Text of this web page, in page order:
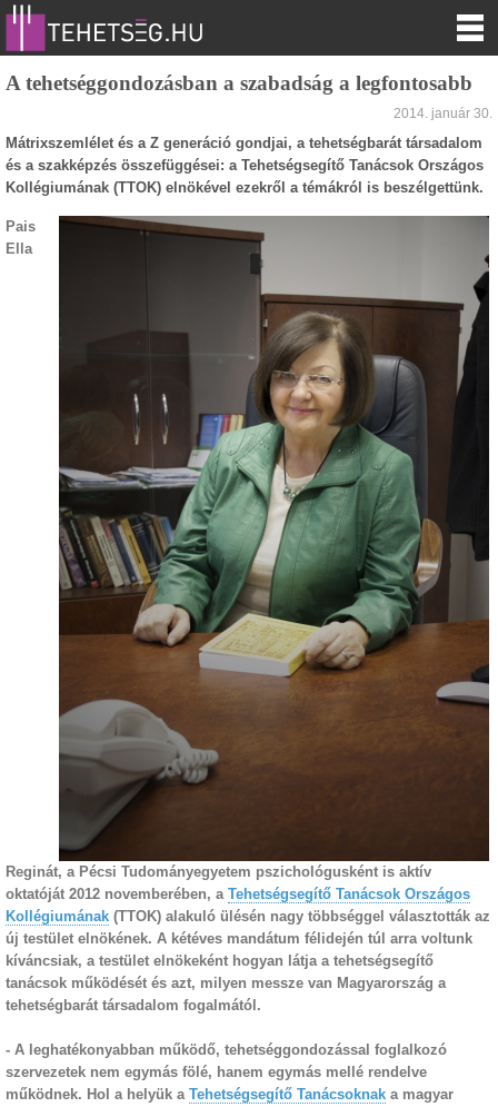
A tehetséggondozásban a szabadság a legfontosabb
2014. január 30.
Mátrixszemlélet és a Z generáció gondjai, a tehetségbarát társadalom
és a szakképzés összefüggései: a Tehetségsegítő Tanácsok Országos
Kollégiumának (TTOK) elnökével ezekről a témákról is beszélgettünk.
Pais
Ella
Reginát, a Pécsi Tudományegyetem pszichológusként is aktív
oktatóját 2012 novemberében, a Tehetségsegítő Tanácsok Országos
Kollégiumának (TTOK) alakuló ülésén nagy többséggel választották az
új testület elnökének. A kétéves mandátum félidején túl arra voltunk
kíváncsiak, a testület elnökeként hogyan látja a tehetségsegítő
tanácsok működését és azt, milyen messze van Magyarország a
tehetségbarát társadalom fogalmától.
- A leghatékonyabban működő, tehetséggondozással foglalkozó
szervezetek nem egymás fölé, hanem egymás mellé rendelve
működnek. Hol a helyük a Tehetségsegítő Tanácsoknak a magyar